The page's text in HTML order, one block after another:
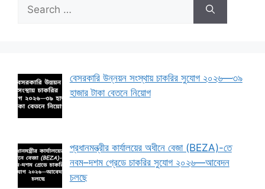
for:
বেসরকারি উন্নয়ন সংস্থায় চাকরির সুযোগ ২০২৬—৩৯
হাজার টাকা বেতনে নিয়োগ
প্রধানমন্ত্রীর কার্যালয়ের অধীনে বেজা (BEZA)-তে
নবম–দশম গ্রেডে চাকরির সুযোগ ২০২৬—আবেদন
চলছে